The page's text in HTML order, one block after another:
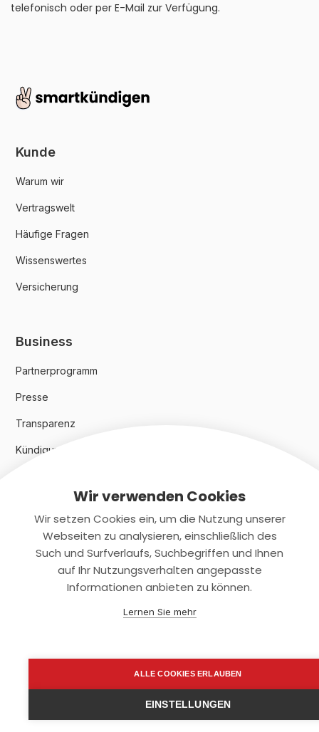
telefonisch oder per E-Mail zur Verfügung.
Kunde
Warum wir
Vertragswelt
Häufige Fragen
Wissenswertes
Versicherung
Business
Partnerprogramm
Presse
Transparenz
Kündigungsindex 2024
Rechtliches
Datenschutz
support@smartkuendigen.de
Wir verwenden Cookies
Wir setzen Cookies ein, um die Nutzung unserer
Webseiten zu analysieren, einschließlich des
Such und Surfverlaufs, Suchbegriffen und Ihnen
auf Ihr Nutzungsverhalten angepasste
Informationen anbieten zu können.
Lernen Sie mehr
ALLE COOKIES ERLAUBEN
EINSTELLUNGEN